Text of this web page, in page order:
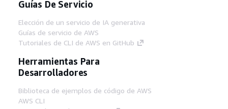
Guías De Servicio
Elección de un servicio de IA generativa
Guías de servicio de AWS
Tutoriales de CLI de AWS en GitHub
Herramientas Para
Desarrolladores
Biblioteca de ejemplos de código de AWS
AWS CLI